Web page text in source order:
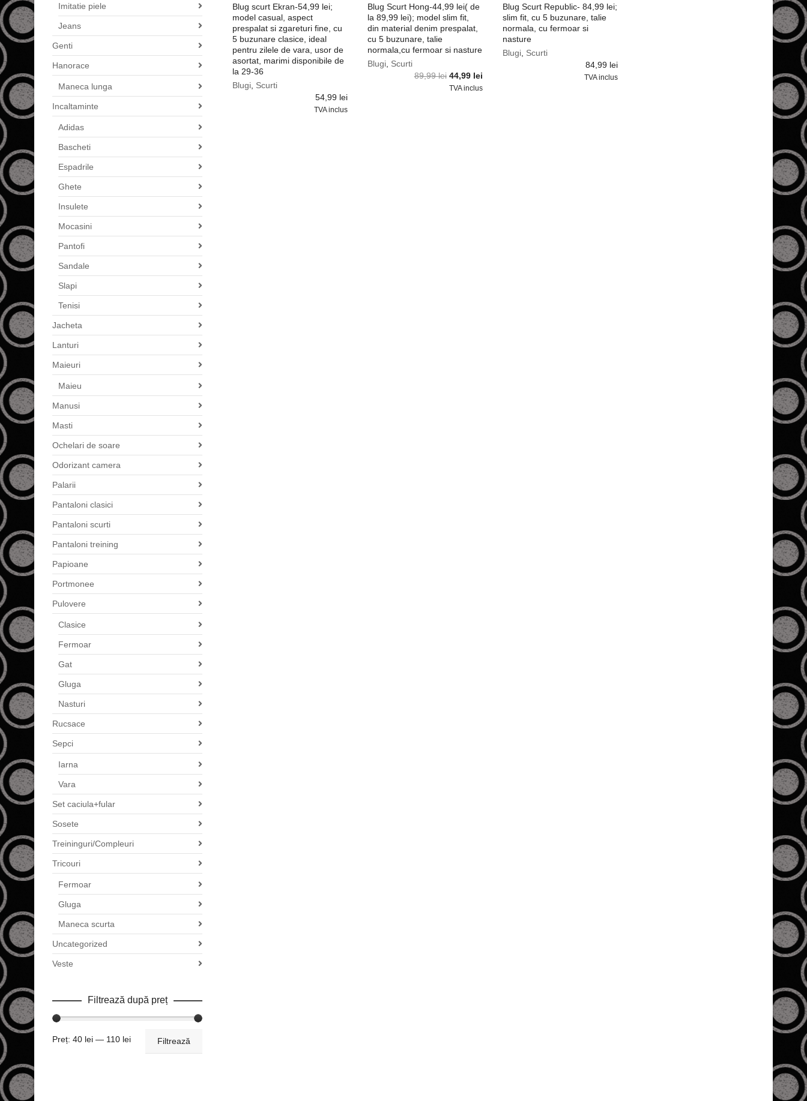
Blug scurt Ekran-54,99 lei;
model casual, aspect
prespalat si zgareturi fine, cu
5 buzunare clasice, ideal
pentru zilele de vara, usor de
asortat, marimi disponibile de
la 29-36
Blugi, Scurti
54,99 lei
TVA inclus
Blug Scurt Hong-44,99 lei( de
la 89,99 lei); model slim fit,
din material denim prespalat,
cu 5 buzunare, talie
normala,cu fermoar si nasture
Blugi, Scurti
89,99lei Prețul
inițial
44,99 leiPrețul
curent
TVA inclus
Blug Scurt Republic- 84,99 lei;
slim fit, cu 5 buzunare, talie
normala, cu fermoar si
nasture
Blugi, Scurti
84,99 lei
TVA inclus
Imitatie piele
Jeans
Genti
Hanorace
Maneca lunga
Incaltaminte
Adidas
Bascheti
Espadrile
Ghete
Insulete
Mocasini
Pantofi
Sandale
Slapi
Tenisi
Jacheta
Lanturi
Maieuri
Maieu
Manusi
Masti
Ochelari de soare
Odorizant camera
Palarii
Pantaloni clasici
Pantaloni scurti
Pantaloni treining
Papioane
Portmonee
Pulovere
Clasice
Fermoar
Gat
Gluga
Nasturi
Rucsace
Sepci
Iarna
Vara
Set caciula+fular
Sosete
Treininguri/Compleuri
Tricouri
Fermoar
Gluga
Maneca scurta
Uncategorized
Veste
Filtrează după preț
Preț
minim
Preț
maxim
Filtrează
Preț: 40 lei — 110 lei